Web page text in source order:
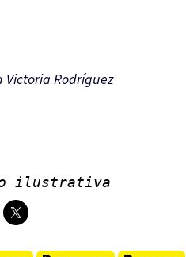
Victoria Rodríguez
ilustrativa